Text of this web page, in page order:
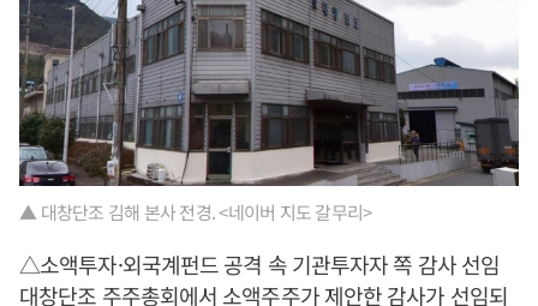
▲ 대창단조 김해 본사 전경. <네이버 지도 갈무리>
△소액투자·외국계펀드 공격 속 기관투자자 쪽 감사 선임
대창단조 주주총회에서 소액주주가 제안한 감사가 선임되